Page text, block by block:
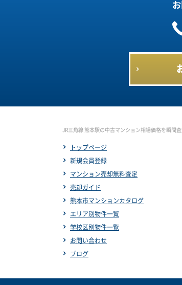
JR三角線 熊本駅の中古マンション相場価格を瞬間査
トップページ
新規会員登録
マンション売却無料査定
売却ガイド
熊本市マンションカタログ
エリア別物件一覧
学校区別物件一覧
お問い合わせ
ブログ